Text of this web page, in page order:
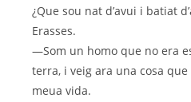
¿Que sou nat d’avui i batiat
Erasses.
—Som un homo que no era
terra, i veig ara una cosa
meua vida.